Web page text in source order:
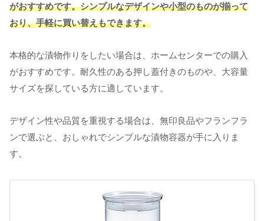
がおすすめです。シンプルなデザインや小型のものが揃って
おり、手軽に買い替えもできます。
本格的な漬物作りをしたい場合は、ホームセンターでの購入
がおすすめです。耐久性のある押し蓋付きのものや、大容量
サイズを探している方に適しています。
デザイン性や品質を重視する場合は、無印良品やフランフラ
ンで選ぶと、おしゃれでシンプルな漬物容器が手に入りま
す。